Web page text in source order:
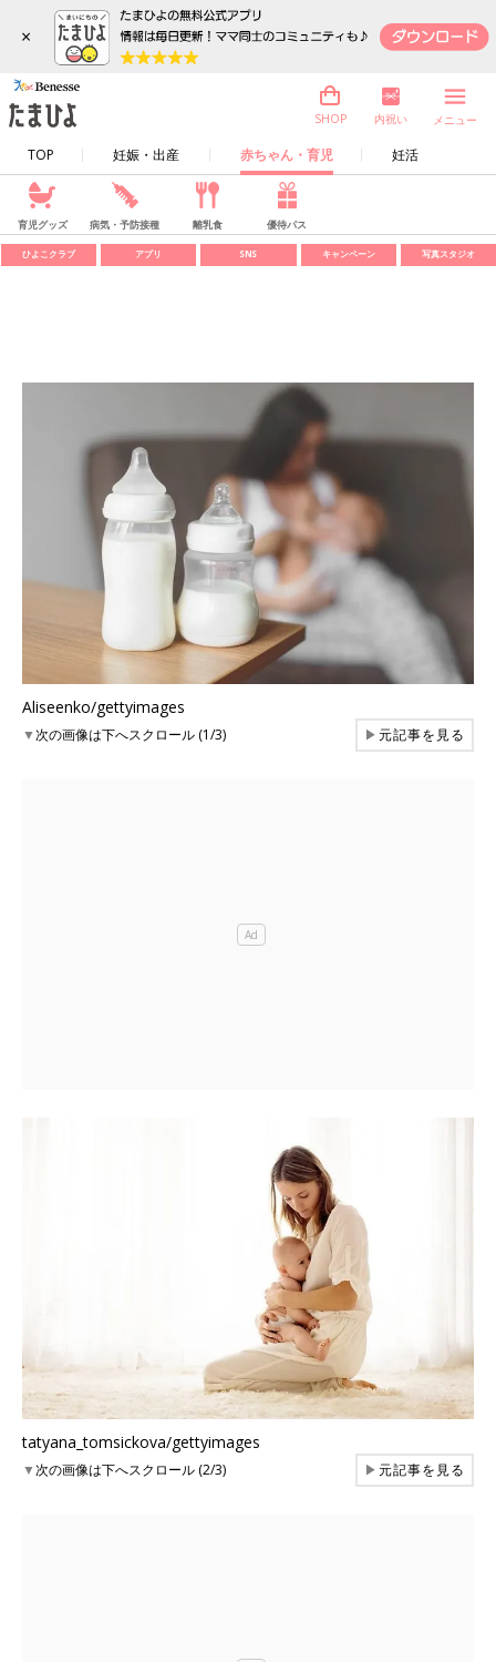
×
TOP 妊娠・出産 赤ちゃん・育児 妊活
SHOP 内祝い メニュー
育児グッズ 病気・予防接種 離乳食 優待パス
ひよこクラブ アプリ SNS キャンペーン 写真スタジオ
Aliseenko/gettyimages
▼次の画像は下へスクロール (1/3) ▶元記事を見る
tatyana_tomsickova/gettyimages
▼次の画像は下へスクロール (2/3) ▶元記事を見る